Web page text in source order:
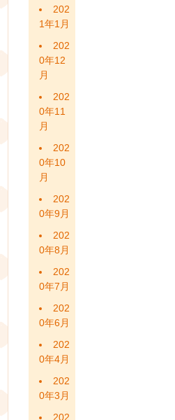
202
1年1月
202
0年12
月
202
0年11
月
202
0年10
月
202
0年9月
202
0年8月
202
0年7月
202
0年6月
202
0年4月
202
0年3月
202